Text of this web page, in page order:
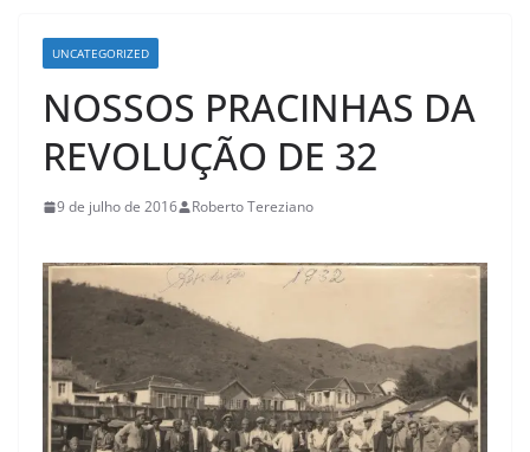
UNCATEGORIZED
NOSSOS PRACINHAS DA
REVOLUÇÃO DE 32
9 de julho de 2016 Roberto Tereziano